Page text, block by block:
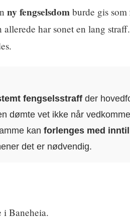
ny fengselsdom burde gis som
allerede har sonet en lang
fengselsstraff der
dømte vet ikke når
kanforlenges med
det er nødvendig.
i Baneheia.